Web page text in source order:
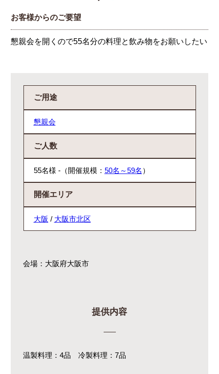
お客様からのご要望
懇親会を開くので55名分の料理と飲み物をお願いしたい
ご用途
懇親会
ご人数
55名様 -（開催規模： 50名～59名 ）
開催エリア
大阪 / 大阪市北区
会場：大阪府大阪市
提供内容
温製料理：4品 冷製料理：7品